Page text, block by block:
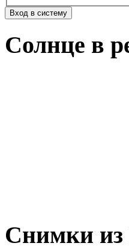
Солнце в
Снимки из